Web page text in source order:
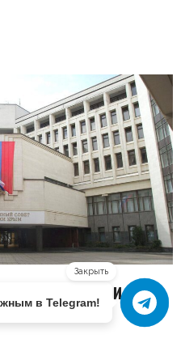
О ВНЕСЕНИИ
ЗАКОНЫ
Закрыть
в Telegram!